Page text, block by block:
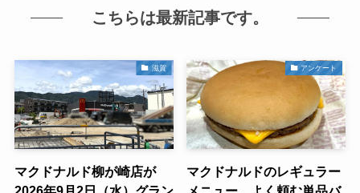
こちらは最新記事です。
滋賀
マクドナルド柳が崎店が
アンケート
マクドナルドのレギュラー